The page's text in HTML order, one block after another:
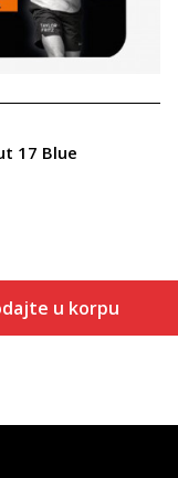
17 Blue
u korpu